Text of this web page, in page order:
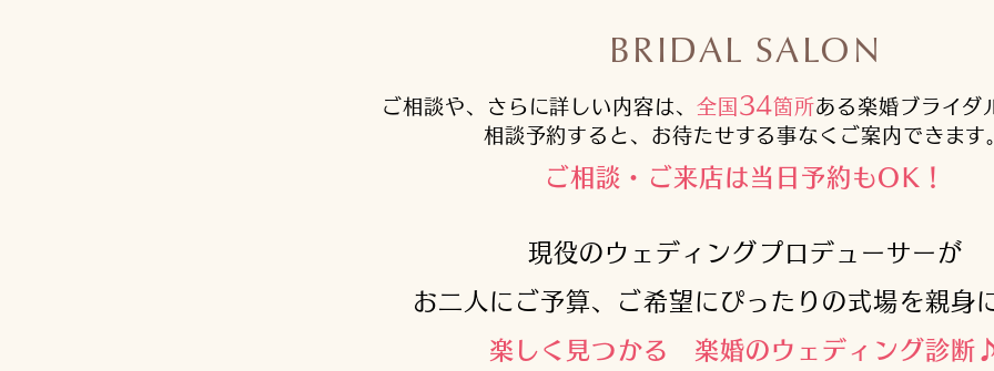
BRIDAL SALON
ご相談や、さらに詳しい内容は、 全国34箇所ある楽婚ブライダ
相談予約すると、お待たせする事なくご案内できます。
ご相談・ご来店は当日予約もOK！
現役のウェディングプロデューサーが
お二人にご予算、ご希望にぴったりの式場を親身
楽しく見つかる 楽婚のウェディング診断